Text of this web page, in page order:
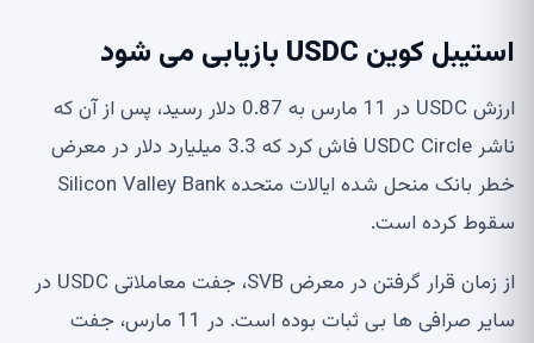
استیبل کوین USDC بازیابی می شود
ارزش USDC در 11 مارس به 0.87 دلار رسید، پس از آن که
ناشر USDC Circle فاش کرد که 3.3 میلیارد دلار در معرض
خطر بانک منحل شده ایالات متحده Silicon Valley Bank
سقوط کرده است.
از زمان قرار گرفتن در معرض SVB، جفت معاملاتی USDC در
سایر صرافی ها بی ثبات بوده است. در 11 مارس، جفت